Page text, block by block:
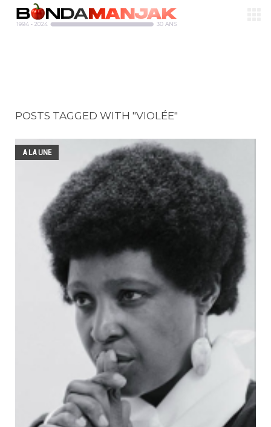
POSTS TAGGED WITH "VIOLÉE"
A LA UNE